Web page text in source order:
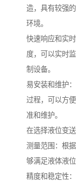
造，具有较强
环境。
快速响应和实
度，可以实时
制设备。
易安装和维护
过程，可以方
准和维护。
在选择液位变
测量范围：根
够满足液体液位
精度和稳定性